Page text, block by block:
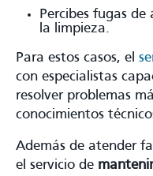
Percibes fugas
la limpieza.
Para estos casos, el
con especialistas
resolver problemas
conocimientos
Además de atender
el servicio de